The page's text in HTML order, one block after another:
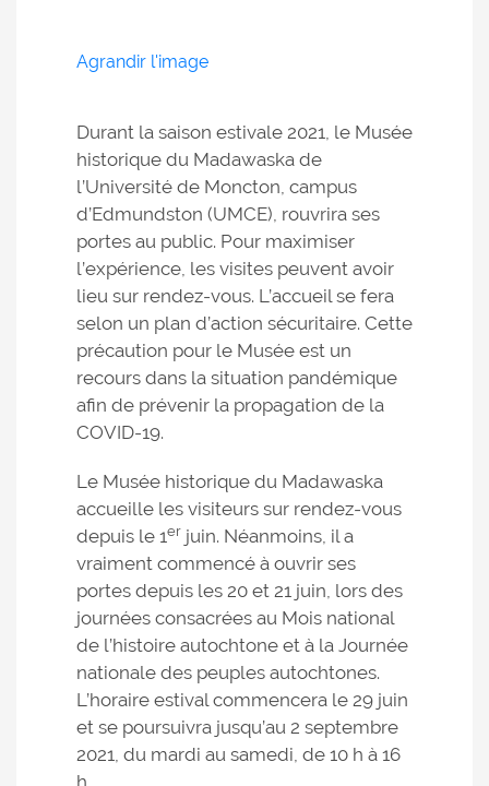
Agrandir l'image
Durant la saison estivale 2021, le Musée
historique du Madawaska de
l’Université de Moncton, campus
d’Edmundston (UMCE), rouvrira ses
portes au public. Pour maximiser
l’expérience, les visites peuvent avoir
lieu sur rendez-vous. L’accueil se fera
selon un plan d’action sécuritaire. Cette
précaution pour le Musée est un
recours dans la situation pandémique
afin de prévenir la propagation de la
COVID-19.
Le Musée historique du Madawaska
accueille les visiteurs sur rendez-vous
depuis le 1er juin. Néanmoins, il a
vraiment commencé à ouvrir ses
portes depuis les 20 et 21 juin, lors des
journées consacrées au Mois national
de l’histoire autochtone et à la Journée
nationale des peuples autochtones.
L’horaire estival commencera le 29 juin
et se poursuivra jusqu’au 2 septembre
2021, du mardi au samedi, de 10 h à 16